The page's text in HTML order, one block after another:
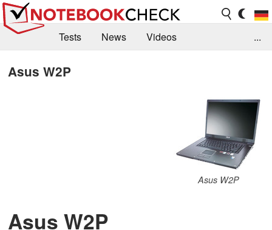
Tests News
Videos
...
Asus W2P
Asus W2P
Asus W2P